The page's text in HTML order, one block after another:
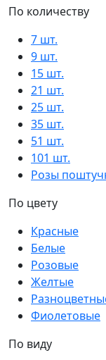
По количеству
7 шт.
9 шт.
15 шт.
21 шт.
25 шт.
35 шт.
51 шт.
101 шт.
Розы
По цвету
Красные
Белые
Розовые
Желтые
Фиолетовые
По виду